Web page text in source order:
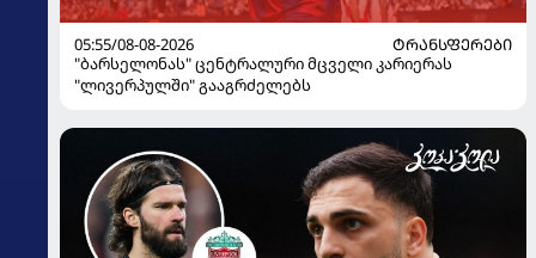
05:55/08-08-2026
ᲢᲠᲐᲜᲡᲤᲔᲠᲔᲑᲘ
"ბარსელონას" ცენტრალური მცველი კარიერას
"ლივერპულში" გააგრძელებს